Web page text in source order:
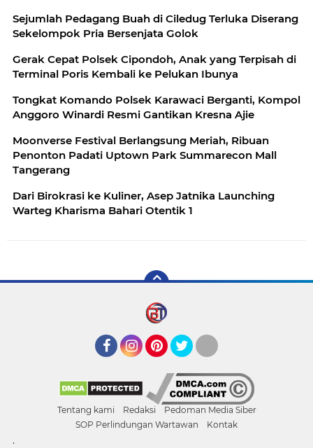
Sejumlah Pedagang Buah di Ciledug Terluka Diserang
Sekelompok Pria Bersenjata Golok
Gerak Cepat Polsek Cipondoh, Anak yang Terpisah di
Terminal Poris Kembali ke Pelukan Ibunya
Tongkat Komando Polsek Karawaci Berganti, Kompol
Anggoro Winardi Resmi Gantikan Kresna Ajie
Moonverse Festival Berlangsung Meriah, Ribuan
Penonton Padati Uptown Park Summarecon Mall
Tangerang
Dari Birokrasi ke Kuliner, Asep Jatnika Launching
Warteg Kharisma Bahari Otentik 1
Tentang kami Redaksi
Pedoman Media Siber
SOP Perlindungan Wartawan
Kontak
.